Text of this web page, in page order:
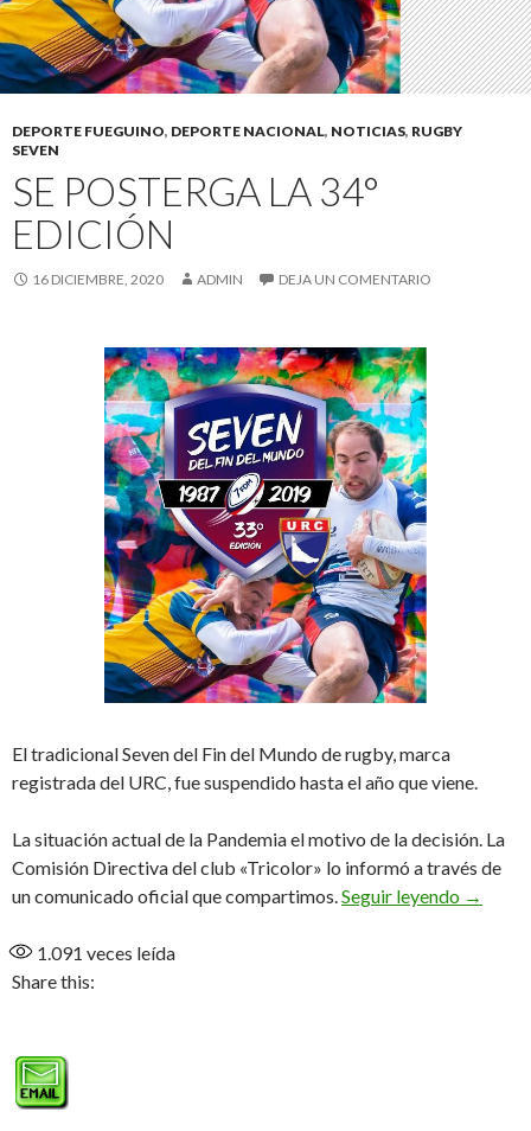
DEPORTE FUEGUINO, DEPORTE NACIONAL, NOTICIAS, RUGBY
SEVEN
SE POSTERGA LA 34°
EDICIÓN
16 DICIEMBRE, 2020 ADMIN DEJA UN COMENTARIO
El tradicional Seven del Fin del Mundo de rugby, marca
registrada del URC, fue suspendido hasta el año que viene.
La situación actual de la Pandemia el motivo de la decisión. La
Comisión Directiva del club «Tricolor» lo informó a través de
un comunicado oficial que compartimos. Seguir leyendo Se
→
1.091 veces leída
Share this: